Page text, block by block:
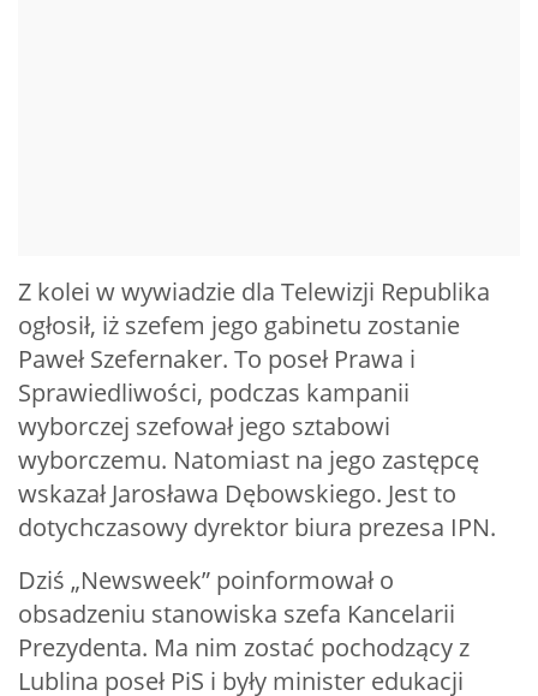
Z kolei w wywiadzie dla Telewizji Republika
ogłosił, iż szefem jego gabinetu zostanie
Paweł Szefernaker. To poseł Prawa i
Sprawiedliwości, podczas kampanii
wyborczej szefował jego sztabowi
wyborczemu. Natomiast na jego zastępcę
wskazał Jarosława Dębowskiego. Jest to
dotychczasowy dyrektor biura prezesa IPN.
Dziś „Newsweek” poinformował o
obsadzeniu stanowiska szefa Kancelarii
Prezydenta. Ma nim zostać pochodzący z
Lublina poseł PiS i były minister edukacji